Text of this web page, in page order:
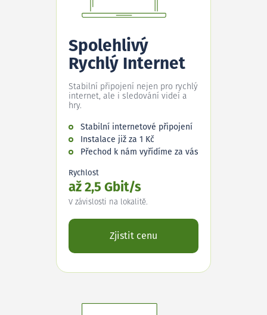
Spolehlivý
Rychlý Internet
Stabilní připojení nejen pro rychlý
internet, ale i sledování videí a
hry.
Stabilní internetové připojení
Instalace již za 1 Kč
Přechod k nám vyřídíme za vás
Rychlost
až 2,5 Gbit/s
V závislosti na lokalitě.
Zjistit cenu